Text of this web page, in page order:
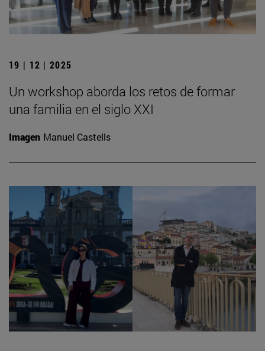
19 | 12 | 2025
Un workshop aborda los retos de formar
una familia en el siglo XXI
Imagen Manuel Castells